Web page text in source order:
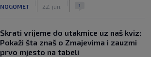
NOGOMET 22. jun. 1
Skrati vrijeme do utakmice uz naš kviz:
Pokaži šta znaš o Zmajevima i zauzmi
prvo mjesto na tabeli